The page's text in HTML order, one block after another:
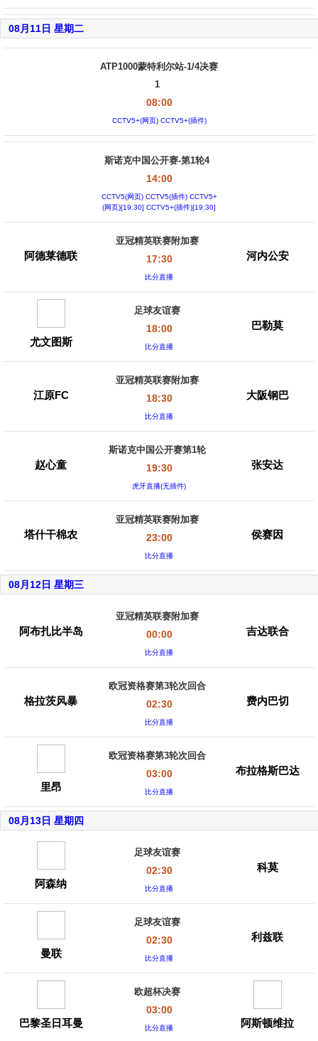
08月11日 星期二
ATP1000蒙特利尔站-1/4决赛
1
08:00
CCTV5+(网页) CCTV5+(插件)
斯诺克中国公开赛-第1轮4
14:00
CCTV5(网页) CCTV5(插件) CCTV5+
(网页)[19:30] CCTV5+(插件)[19:30]
阿德莱德联
亚冠精英联赛附加赛
17:30
比分直播
河内公安
尤文图斯
足球友谊赛
18:00
比分直播
巴勒莫
江原FC
亚冠精英联赛附加赛
18:30
比分直播
大阪钢巴
赵心童
斯诺克中国公开赛第1轮
19:30
虎牙直播(无插件)
张安达
塔什干棉农
亚冠精英联赛附加赛
23:00
比分直播
侯赛因
08月12日 星期三
阿布扎比半岛
亚冠精英联赛附加赛
00:00
比分直播
吉达联合
格拉茨风暴
欧冠资格赛第3轮次回合
02:30
比分直播
费内巴切
里昂
欧冠资格赛第3轮次回合
03:00
比分直播
布拉格斯巴达
08月13日 星期四
阿森纳
足球友谊赛
02:30
比分直播
科莫
曼联
足球友谊赛
02:30
比分直播
利兹联
巴黎圣日耳曼
欧超杯决赛
03:00
比分直播 阿斯顿维拉